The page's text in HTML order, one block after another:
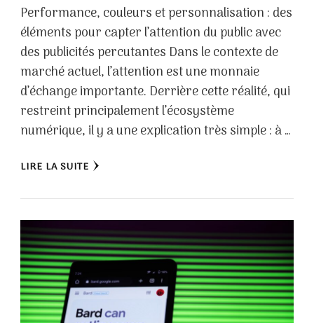
Performance, couleurs et personnalisation : des
éléments pour capter l’attention du public avec
des publicités percutantes Dans le contexte de
marché actuel, l’attention est une monnaie
d’échange importante. Derrière cette réalité, qui
restreint principalement l’écosystème
numérique, il y a une explication très simple : à …
LIRE LA SUITE